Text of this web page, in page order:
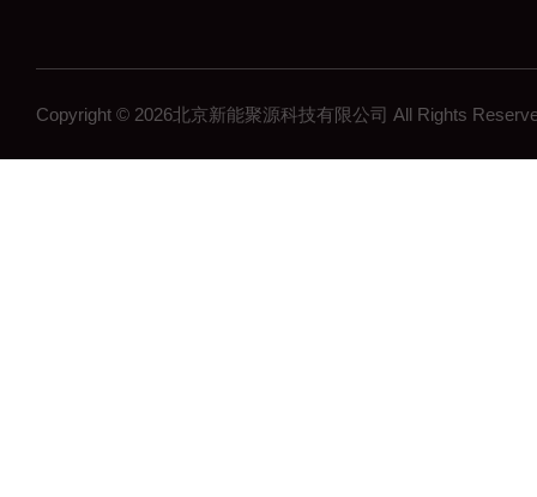
Copyright © 2026北京新能聚源科技有限公司 All Rights